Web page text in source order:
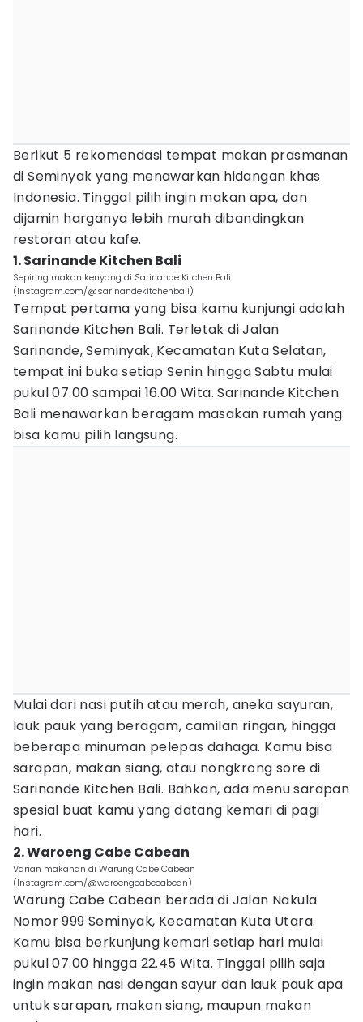
Berikut 5 rekomendasi tempat makan prasmanan
di Seminyak yang menawarkan hidangan khas
Indonesia. Tinggal pilih ingin makan apa, dan
dijamin harganya lebih murah dibandingkan
restoran atau kafe.
1. Sarinande Kitchen Bali
Sepiring makan kenyang di Sarinande Kitchen Bali
(Instagram.com/@sarinandekitchenbali)
Tempat pertama yang bisa kamu kunjungi adalah
Sarinande Kitchen Bali. Terletak di Jalan
Sarinande, Seminyak, Kecamatan Kuta Selatan,
tempat ini buka setiap Senin hingga Sabtu mulai
pukul 07.00 sampai 16.00 Wita. Sarinande Kitchen
Bali menawarkan beragam masakan rumah yang
bisa kamu pilih langsung.
Mulai dari nasi putih atau merah, aneka sayuran,
lauk pauk yang beragam, camilan ringan, hingga
beberapa minuman pelepas dahaga. Kamu bisa
sarapan, makan siang, atau nongkrong sore di
Sarinande Kitchen Bali. Bahkan, ada menu sarapan
spesial buat kamu yang datang kemari di pagi
hari.
2. Waroeng Cabe Cabean
Varian makanan di Warung Cabe Cabean
(Instagram.com/@waroengcabecabean)
Warung Cabe Cabean berada di Jalan Nakula
Nomor 999 Seminyak, Kecamatan Kuta Utara.
Kamu bisa berkunjung kemari setiap hari mulai
pukul 07.00 hingga 22.45 Wita. Tinggal pilih saja
ingin makan nasi dengan sayur dan lauk pauk apa
untuk sarapan, makan siang, maupun makan